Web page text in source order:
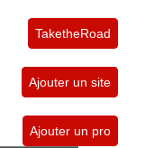
TaketheRoad
Ajouter un site
Ajouter un pro